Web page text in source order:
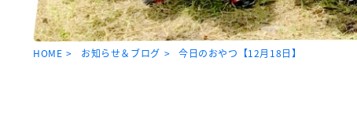
HOME お知らせ＆ブログ 今日のおやつ【12月18日】